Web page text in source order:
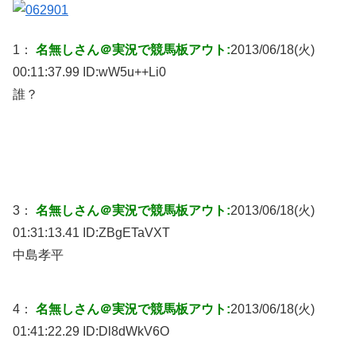
1： 名無しさん＠実況で競馬板アウト:2013/06/18(火)
00:11:37.99 ID:wW5u++Li0
誰？
3： 名無しさん＠実況で競馬板アウト:2013/06/18(火)
01:31:13.41 ID:ZBgETaVXT
中島孝平
4： 名無しさん＠実況で競馬板アウト:2013/06/18(火)
01:41:22.29 ID:Dl8dWkV6O